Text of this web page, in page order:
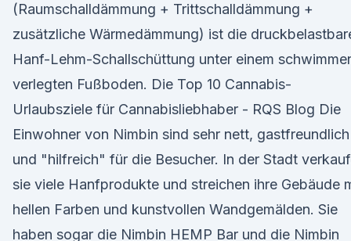
(Raumschalldämmung + Trittschalldämmung +
zusätzliche Wärmedämmung) ist die
Hanf-Lehm-Schallschüttung unter einem
verlegten Fußboden. Die Top 10 Cannabis-
Urlaubsziele für Cannabisliebhaber - RQS Blog Die
Einwohner von Nimbin sind sehr nett, gastfreundlich
und "hilfreich" für die Besucher. In der Stadt
sie viele Hanfprodukte und streichen ihre Gebäude
hellen Farben und kunstvollen Wandgemälden. Sie
haben sogar die Nimbin HEMP Bar und die Nimbin